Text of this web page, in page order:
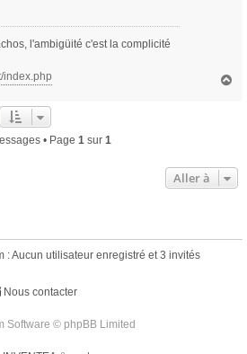
l'ambigüité c'est la complicité
index.php
• Page 1sur 1
Aller à
: Aucun utilisateur enregistré et 3 invités
Nous contacter
Software © phpBB Limited